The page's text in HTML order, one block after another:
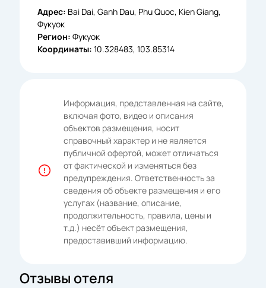
Адрес: Bai Dai, Ganh Dau, Phu Quoc, Kien Giang,
Фукуок
Регион: Фукуок
Координаты: 10.328483, 103.85314
Информация, представленная на сайте,
включая фото, видео и описания
объектов размещения, носит
справочный характер и не является
публичной офертой, может отличаться
от фактической и изменяться без
предупреждения. Ответственность за
сведения об объекте размещения и его
услугах (название, описание,
продолжительность, правила, цены и
т.д.) несёт объект размещения,
предоставивший информацию.
Отзывы отеля